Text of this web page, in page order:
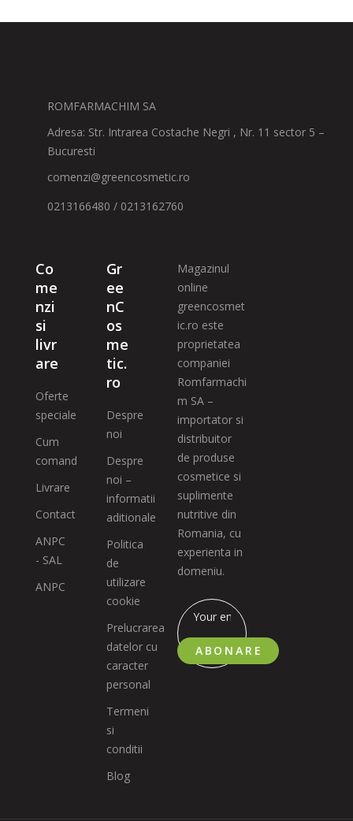
ROMFARMACHIM SA
Adresa: Str. Intrarea Costache Negri , Nr. 11 sector 5 –
Bucuresti
comenzi@greencosmetic.ro
0213166480 / 0213162760
Co
me
nzi
si
livr
are
Oferte
speciale
Cum
comand
Livrare
Contact
ANPC
- SAL
ANPC
Gr
ee
nC
os
me
tic.
ro
Despre
noi
Despre
noi –
informatii
aditionale
Politica
de
utilizare
cookie
Prelucrarea
datelor cu
caracter
personal
Termeni
si
conditii
Blog
Magazinul
online
greencosmet
ic.ro este
proprietatea
companiei
Romfarmachi
m SA –
importator si
distribuitor
de produse
cosmetice si
suplimente
nutritive din
Romania, cu
experienta in
domeniu.
ABONARE